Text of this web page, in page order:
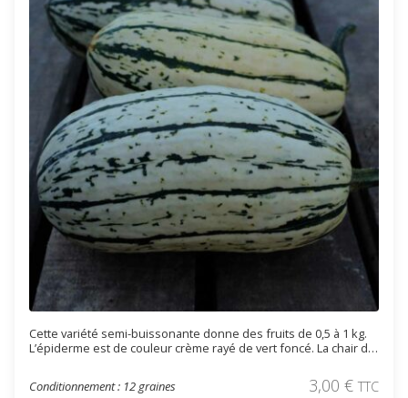
Cette variété semi-buissonante donne des fruits de 0,5 à 1 kg.
L’épiderme est de couleur crème rayé de vert foncé. La chair de
Conditionnement : 12 graines
3,00 € TTC